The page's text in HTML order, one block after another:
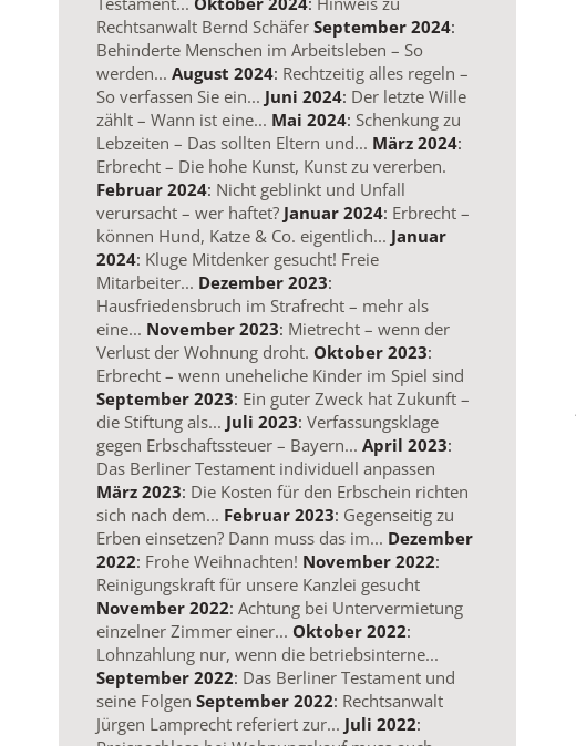
Rechtsanwalt Bernd Schäfer September 2024:
Behinderte Menschen im Arbeitsleben – So
werden... August 2024: Rechtzeitig alles regeln –
So verfassen Sie ein... Juni 2024: Der letzte Wille
zählt – Wann ist eine... Mai 2024: Schenkung zu
Lebzeiten – Das sollten Eltern und... März 2024:
Erbrecht – Die hohe Kunst, Kunst zu vererben.
Februar 2024: Nicht geblinkt und Unfall
verursacht – wer haftet? Januar 2024: Erbrecht –
können Hund, Katze & Co. eigentlich... Januar
2024: Kluge Mitdenker gesucht! Freie
Mitarbeiter... Dezember 2023:
Hausfriedensbruch im Strafrecht – mehr als
eine... November 2023: Mietrecht – wenn der
Verlust der Wohnung droht. Oktober 2023:
Erbrecht – wenn uneheliche Kinder im Spiel sind
September 2023: Ein guter Zweck hat Zukunft –
die Stiftung als... Juli 2023:Verfassungsklage
gegen Erbschaftssteuer – Bayern... April 2023:
Das Berliner Testament individuell anpassen
März 2023: Die Kosten für den Erbschein richten
sich nach dem... Februar 2023: Gegenseitig zu
Erben einsetzen? Dann muss das im... Dezember
2022: Frohe Weihnachten! November 2022:
Reinigungskraft für unsere Kanzlei gesucht
November 2022:Achtung bei Untervermietung
einzelner Zimmer einer... Oktober 2022:
Lohnzahlung nur, wenn die betriebsinterne...
September 2022: Das Berliner Testament und
seine Folgen September 2022: Rechtsanwalt
Jürgen Lamprecht referiert zur... Juli 2022: